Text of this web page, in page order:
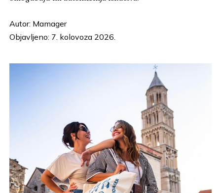
Autor: Mamager
Objavljeno: 7. kolovoza 2026.